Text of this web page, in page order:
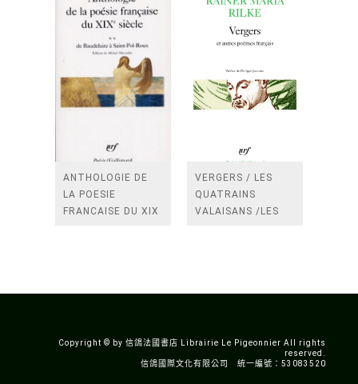
ANTHOLOGIE DE
LA POESIE
FRANCAISE DU XIX
VERGERS / LES
QUATRAINS
VALAISANS /LES
Copyright © by 信鴿法國書店 Librairie Le Pigeonnier All rights
reserved.
信鴿國際文化有限公司 統一編號：53083520